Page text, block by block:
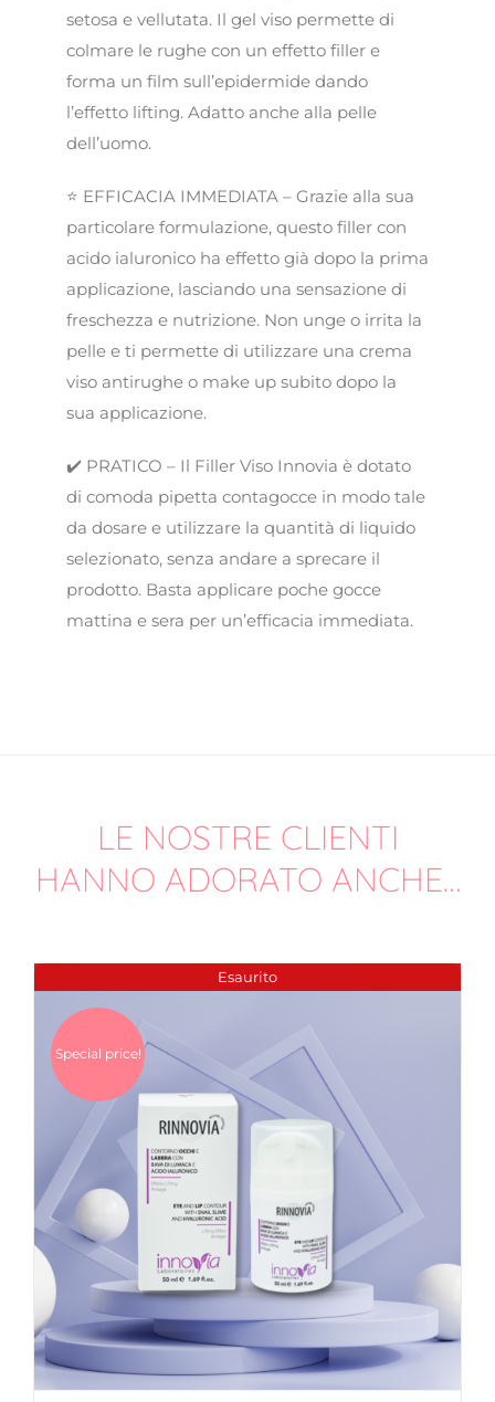
setosa e vellutata. Il gel viso permette di
colmare le rughe con un effetto filler e
forma un film sull’epidermide dando
l’effetto lifting. Adatto anche alla pelle
dell’uomo.
⭐️ EFFICACIA IMMEDIATA – Grazie alla sua
particolare formulazione, questo filler con
acido ialuronico ha effetto già dopo la prima
applicazione, lasciando una sensazione di
freschezza e nutrizione. Non unge o irrita la
pelle e ti permette di utilizzare una crema
viso antirughe o make up subito dopo la
sua applicazione.
✔️ PRATICO – Il Filler Viso Innovia è dotato
di comoda pipetta contagocce in modo tale
da dosare e utilizzare la quantità di liquido
selezionato, senza andare a sprecare il
prodotto. Basta applicare poche gocce
mattina e sera per un’efficacia immediata.
LE NOSTRE CLIENTI
HANNO ADORATO ANCHE…
Esaurito
Special price!